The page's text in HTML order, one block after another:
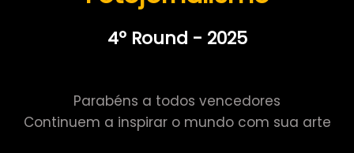
4º Round - 2025
Parabéns a todos vencedores
Continuem a inspirar o mundo com sua arte